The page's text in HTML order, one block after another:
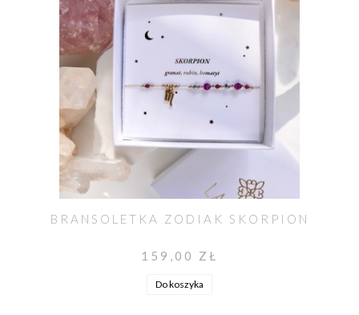
BRANSOLETKA ZODIAK SKORPION
159,00 ZŁ
Do koszyka